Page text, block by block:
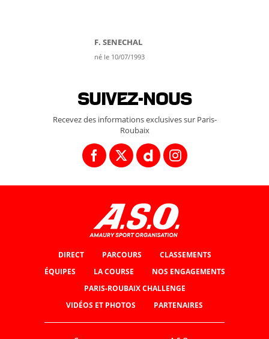
F. SENECHAL
né le 10/07/1993
Suivez-nous
Recevez des informations exclusives sur Paris-
Roubaix
DIRECT PARCOURS
CLASSEMENTS
ÉQUIPES
LA COURSE
NOS ENGAGEMENTS
PARIS-ROUBAIX CHALLENGE
VIDÉOS ET PHOTOS
PARTENAIRES